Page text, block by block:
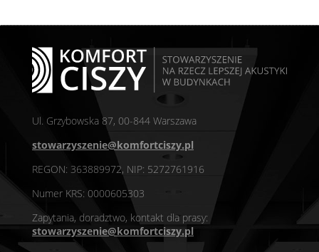
Ul. Grzybowska 87, 00-844 Warszawa
stowarzyszenie@komfortciszy.pl
REGON: 363889972, NIP: 5272761916
Numer KRS: 0000605303
Zapytania, doradztwo, kontakt dla prasy:
stowarzyszenie@komfortciszy.pl